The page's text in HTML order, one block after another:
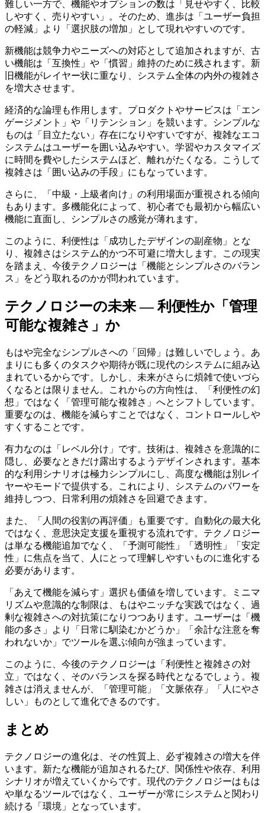
難しい一方で、機能やオプションの数は「見せやすく、比較
しやすく、売りやすい」。そのため、進歩は「ユーザー負担
の軽減」より「選択肢の増加」として現れやすいのです。
新機能は競争力やニーズへの対応として追加されますが、古
い機能は「互換性」や「慣習」維持のために残されます。新
旧機能がレイヤー状に重なり、システム全体の内外の複雑さ
を増大させます。
経済的な論理も作用します。プロダクトやサービスは「エン
ゲージメント」や「リテンション」を競います。シンプルな
ものは「目立たない」存在になりやすいですが、複雑なエコ
システムはユーザーを囲い込みやすい。学習やカスタマイズ
に時間を費やしたシステムほど、離れがたくなる。こうして
複雑さは「囲い込みの手段」にもなっています。
さらに、「中級・上級者向け」の利用場面が重視される傾向
もあります。多機能化によって、初心者でも最初から幅広い
機能に直面し、シンプルさの感覚が薄れます。
このように、利便性は「成功したデザインの副産物」とな
り、複雑さはシステム的かつ不可避に増大します。この現実
を踏まえ、今後テクノロジーは「機能とシンプルさのバラン
ス」をどう取れるのかが問われています。
テクノロジーの未来 ― 利便性か「管理
可能な複雑さ」か
もはや完全なシンプルさへの「回帰」は難しいでしょう。あ
まりにも多くのタスクや期待が既に現代のシステムに組み込
まれているからです。しかし、未来がさらに煩雑で使いづら
くなるとは限りません。これからの方向性は、「利便性の幻
想」ではなく「管理可能な複雑さ」へとシフトしています。
重要なのは、機能を減らすことではなく、コントロールしや
すくすることです。
有力なのは「レベル分け」です。技術は、複雑さを意識的に
隠し、必要なときだけ露出するようデザインされます。基本
的な利用シナリオは極力シンプルにし、高度な機能は別レイ
ヤーやモードで提供する。これにより、システムのパワーを
維持しつつ、日常利用の煩雑さを回避できます。
また、「人間の役割の再評価」も重要です。自動化の最大化
ではなく、意思決定支援を重視する流れです。テクノロジー
は単なる機能追加でなく、「予測可能性」「透明性」「安定
性」に焦点を当て、人にとって理解しやすいものに進化する
必要があります。
「あえて機能を減らす」選択も価値を増しています。ミニマ
リズムや意識的な制限は、もはやニッチな実践ではなく、過
剰な複雑さへの対抗策になりつつあります。ユーザーは「機
能の多さ」より「日常に馴染むかどうか」「余計な注意を奪
われないか」でツールを選ぶ傾向が強まっています。
このように、今後のテクノロジーは「利便性と複雑さの対
立」ではなく、そのバランスを探る時代となるでしょう。複
雑さは消えませんが、「管理可能」「文脈依存」「人にやさ
しい」ものとして進化できるのです。
まとめ
テクノロジーの進化は、その性質上、必ず複雑さの増大を伴
います。新たな機能が追加されるたび、関係性や依存、利用
シナリオが増えていくからです。現代のテクノロジーはもは
や単なるツールではなく、ユーザーが常にシステムと関わり
続ける「環境」となっています。